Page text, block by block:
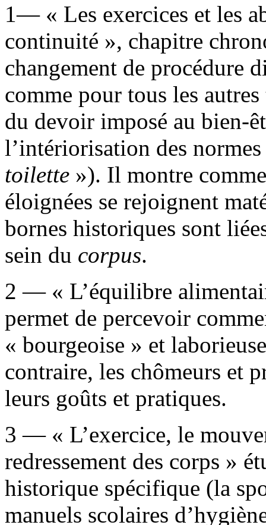
1— « Les exercices et les
continuité », chapitre
changement de procédure
comme pour tous les
du devoir imposé au bien-
l’intériorisation des
toilette »). Il montre
éloignées se rejoignent
bornes historiques sont
sein du corpus.
2 — « L’équilibre
permet de percevoir
« bourgeoise » et
contraire, les chômeurs et
leurs goûts et pratiques.
3 — « L’exercice, le
redressement des corps »
historique spécifique (la
manuels scolaires